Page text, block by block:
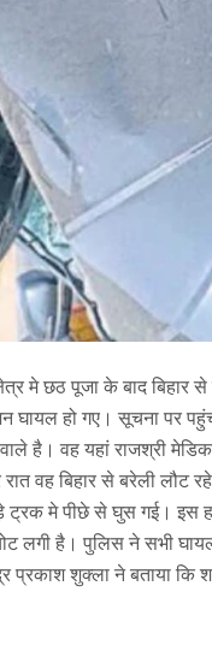
मे छठ पूजा के बाद
घायल हो गए। सूचना पर
है। वह यहां राजश्री
रात वह बिहार से बरेली
मे पीछे से घुस गई। इस
लगी है। पुलिस ने सभी
प्रकाश शुक्ला ने बताया कि